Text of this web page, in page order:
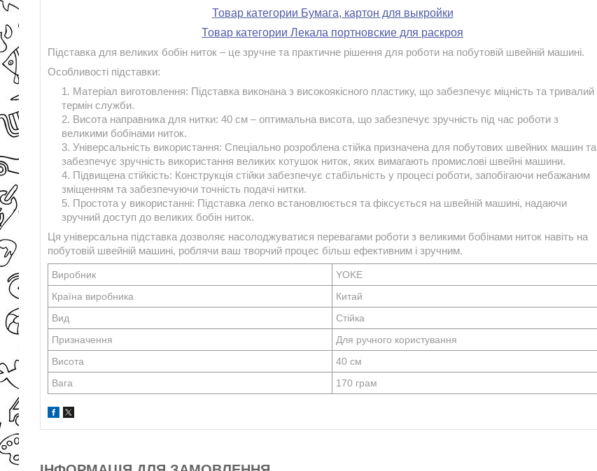
Товар категории Бумага, картон для выкройки
Товар категории Лекала портновские для раскроя
Підставка для великих бобін ниток – це зручне та практичне рішення для роботи на побутовій швейній машині.
Особливості підставки:
Матеріал виготовлення: Підставка виконана з високоякісного пластику, що забезпечує міцність та тривалий
термін служби.
Висота направника для нитки: 40 см – оптимальна висота, що забезпечує зручність під час роботи з
великими бобінами ниток.
Універсальність використання: Спеціально розроблена стійка призначена для побутових швейних машин та
забезпечує зручність використання великих котушок ниток, яких вимагають промислові швейні машини.
Підвищена стійкість: Конструкція стійки забезпечує стабільність у процесі роботи, запобігаючи небажаним
зміщенням та забезпечуючи точність подачі нитки.
Простота у використанні: Підставка легко встановлюється та фіксується на швейній машині, надаючи
зручний доступ до великих бобін ниток.
Ця універсальна підставка дозволяє насолоджуватися перевагами роботи з великими бобінами ниток навіть на
побутовій швейній машині, роблячи ваш творчий процес більш ефективним і зручним.
Виробник
YOKE
Країна виробника
Китай
Вид
Стійка
Призначення
Для ручного користування
Висота
40 см
Вага
170 грам